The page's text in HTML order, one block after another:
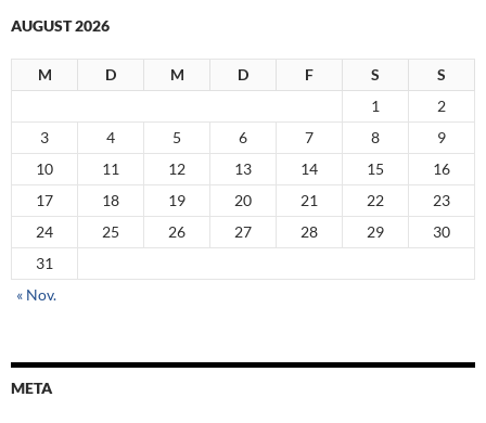
AUGUST 2026
M D M D F S
S
1
2
3
4 5 6 7 8
9
10
11 12 13 14 15
16
17
18 19 20 21 22
23
24
25 26 27 28 29
30
31
« Nov.
META